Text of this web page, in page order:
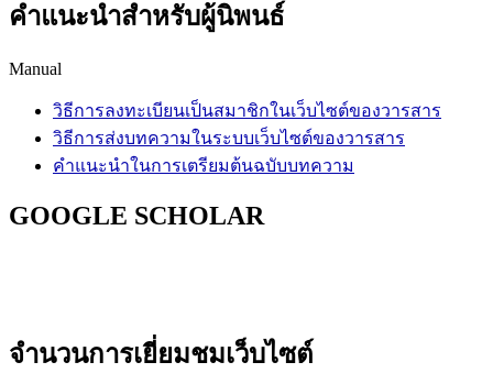
คำแนะนำสำหรับผู้นิพนธ์
Manual
วิธีการลงทะเบียนเป็นสมาชิกในเว็บไซต์ของวารสาร
วิธีการส่งบทความในระบบเว็บไซต์ของวารสาร
คำแนะนำในการเตรียมต้นฉบับบทความ
GOOGLE SCHOLAR
จำนวนการเยี่ยมชมเว็บไซต์